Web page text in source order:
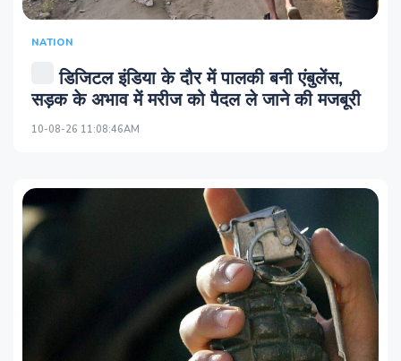
NATION
डिजिटल इंडिया के दौर में पालकी बनी एंबुलेंस,
सड़क के अभाव में मरीज को पैदल ले जाने की मजबूरी
10-08-26 11:08:46AM